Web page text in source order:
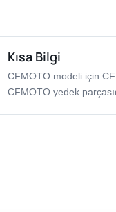
Kısa Bilgi
CFMOTO modeli için
CFMOTO yedek